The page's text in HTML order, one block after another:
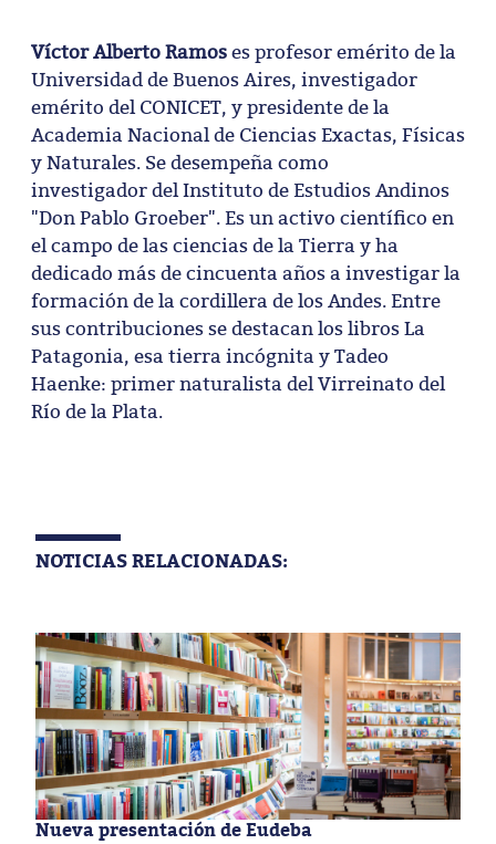
Víctor Alberto Ramoses profesor emérito de la
Universidad de Buenos Aires, investigador
emérito del CONICET, y presidente de la
Academia Nacional de Ciencias Exactas, Físicas
y Naturales. Se desempeña como
investigador del Instituto de Estudios Andinos
"Don Pablo Groeber". Es un activo científico en
el campo de las ciencias de la Tierra y ha
dedicado más de cincuenta años a investigar la
formación de la cordillera de los Andes. Entre
sus contribuciones se destacan los libros La
Patagonia, esa tierra incógnita y Tadeo
Haenke: primer naturalista del Virreinato del
Río de la Plata.
NOTICIAS RELACIONADAS:
Nueva presentación de Eudeba